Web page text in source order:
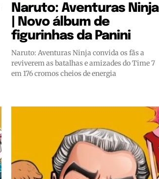
Naruto: Aventuras Ninja
| Novo álbum de
figurinhas da Panini
Naruto: Aventuras Ninja convida os fãs a
reviverem as batalhas e amizades do Time 7
em 176 cromos cheios de energia